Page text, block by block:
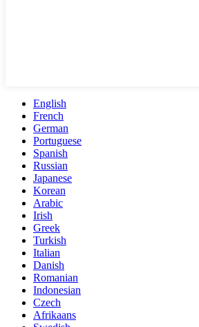
English
French
German
Portuguese
Spanish
Russian
Japanese
Korean
Arabic
Irish
Greek
Turkish
Italian
Danish
Romanian
Indonesian
Czech
Afrikaans